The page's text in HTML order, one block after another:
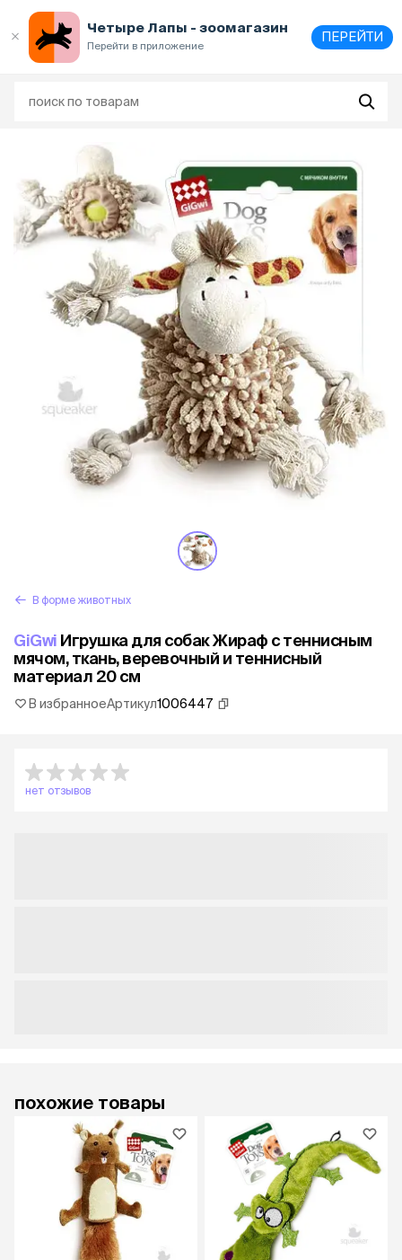
Четыре Лапы - зоомагазин
Перейти в приложение
ПЕРЕЙТИ
В форме животных
GiGwi Игрушка для собак Жираф с теннисным
мячом, ткань, веревочный и теннисный
материал 20 см
В избранноеАртикул1006447
нет отзывов
похожие товары